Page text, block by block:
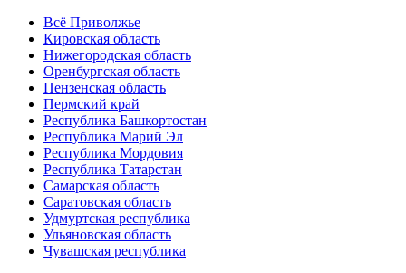
Всё Приволжье
Кировская область
Нижегородская область
Оренбургская область
Пензенская область
Пермский край
Республика Башкортостан
Республика Марий Эл
Республика Мордовия
Республика Татарстан
Самарская область
Саратовская область
Удмуртская республика
Ульяновская область
Чувашская республика